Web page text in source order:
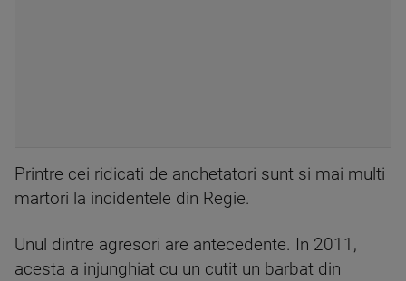
Printre cei ridicati de anchetatori sunt si mai multi
martori la incidentele din Regie.
Unul dintre agresori are antecedente. In 2011,
acesta a injunghiat cu un cutit un barbat din